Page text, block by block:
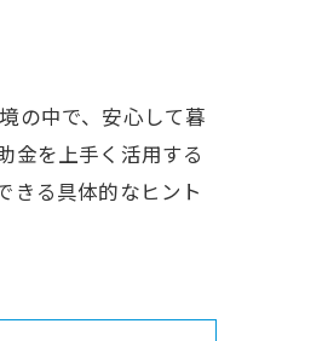
の中で、安心して暮
金を上手く活用する
きる具体的なヒント